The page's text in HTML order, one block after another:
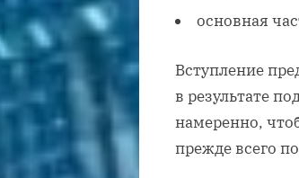
основная
Вступление
в результате
намеренно,
прежде всего